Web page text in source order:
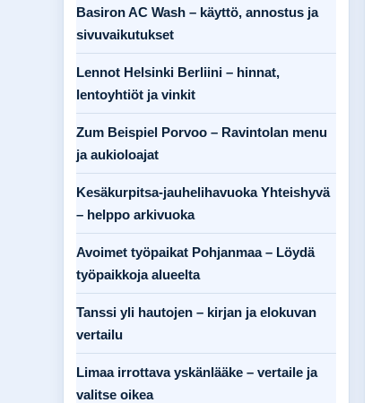
Basiron AC Wash – käyttö, annostus ja
sivuvaikutukset
Lennot Helsinki Berliini – hinnat,
lentoyhtiöt ja vinkit
Zum Beispiel Porvoo – Ravintolan menu
ja aukioloajat
Kesäkurpitsa-jauhelihavuoka Yhteishyvä
– helppo arkivuoka
Avoimet työpaikat Pohjanmaa – Löydä
työpaikkoja alueelta
Tanssi yli hautojen – kirjan ja elokuvan
vertailu
Limaa irrottava yskänlääke – vertaile ja
valitse oikea